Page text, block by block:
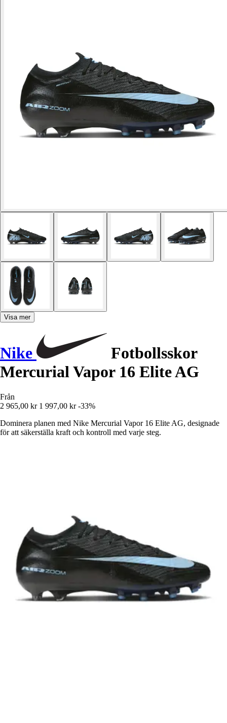
Visa mer
Nike
Fotbollsskor
Mercurial Vapor 16 Elite AG
Från
2 965,00 kr 1 997,00 kr -33%
Dominera planen med Nike Mercurial Vapor 16 Elite AG, designade
för att säkerställa kraft och kontroll med varje steg.